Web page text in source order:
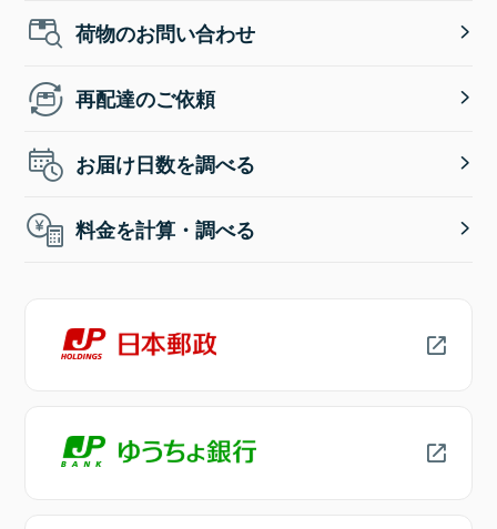
荷物のお問い合わせ
再配達のご依頼
お届け日数を調べる
料金を計算・調べる